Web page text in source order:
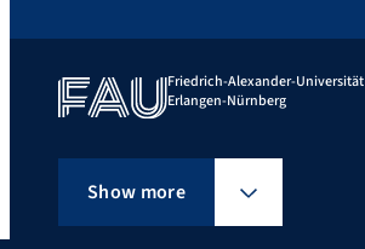
Friedrich-Alexander-Universität
Erlangen-Nürnberg
Show more